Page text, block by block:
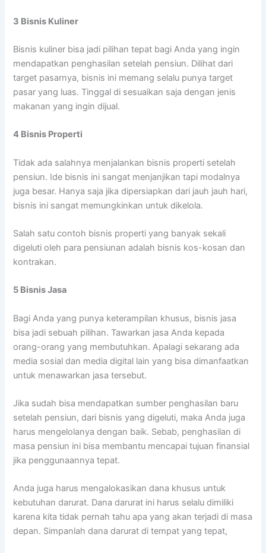
3 Bisnis Kuliner
Bisnis kuliner bisa jadi pilihan tepat bagi Anda yang ingin
mendapatkan penghasilan setelah pensiun. Dilihat dari
target pasarnya, bisnis ini memang selalu punya target
pasar yang luas. Tinggal di sesuaikan saja dengan jenis
makanan yang ingin dijual.
4 Bisnis Properti
Tidak ada salahnya menjalankan bisnis properti setelah
pensiun. Ide bisnis ini sangat menjanjikan tapi modalnya
juga besar. Hanya saja jika dipersiapkan dari jauh jauh hari,
bisnis ini sangat memungkinkan untuk dikelola.
Salah satu contoh bisnis properti yang banyak sekali
digeluti oleh para pensiunan adalah bisnis kos-kosan dan
kontrakan.
5 Bisnis Jasa
Bagi Anda yang punya keterampilan khusus, bisnis jasa
bisa jadi sebuah pilihan. Tawarkan jasa Anda kepada
orang-orang yang membutuhkan. Apalagi sekarang ada
media sosial dan media digital lain yang bisa dimanfaatkan
untuk menawarkan jasa tersebut.
Jika sudah bisa mendapatkan sumber penghasilan baru
setelah pensiun, dari bisnis yang digeluti, maka Anda juga
harus mengelolanya dengan baik. Sebab, penghasilan di
masa pensiun ini bisa membantu mencapai tujuan finansial
jika penggunaannya tepat.
Anda juga harus mengalokasikan dana khusus untuk
kebutuhan darurat. Dana darurat ini harus selalu dimiliki
karena kita tidak pernah tahu apa yang akan terjadi di masa
depan. Simpanlah dana darurat di tempat yang tepat,